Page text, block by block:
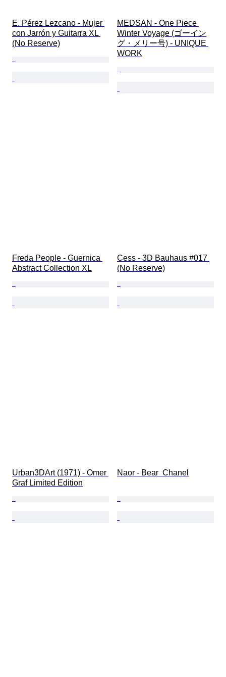
E. Pérez Lezcano - Mujer
con Jarrón y Guitarra XL
(No Reserve)
MEDSAN - One Piece
Winter Voyage (ゴーイン
グ・メリー号) - UNIQUE
WORK
Freda People - Guernica
Abstract Collection XL
Cess - 3D Bauhaus #017
(No Reserve)
Urban3DArt (1971) - Omer
Graf Limited Edition
Naor - Bear  Chanel